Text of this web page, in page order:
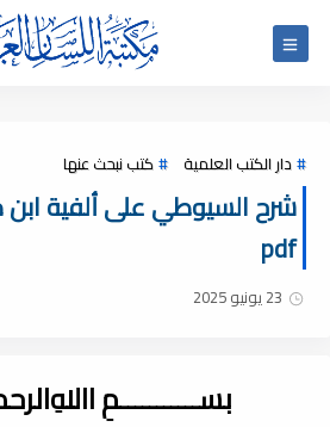
دار الكتب العلمية كتب نبحث عنها
شرح السيوطي على ألفية ابن
pdf
23 يونيو 2025
بســـــــــــمِ